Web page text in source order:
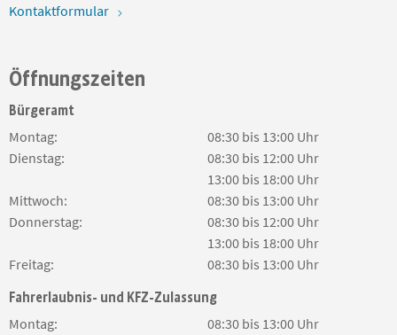
Kontaktformular
Öffnungszeiten
Bürgeramt
Montag:
08:30 bis 13:00 Uhr
Dienstag:
08:30 bis 12:00 Uhr
13:00 bis 18:00 Uhr
Mittwoch:
08:30 bis 13:00 Uhr
Donnerstag:
08:30 bis 12:00 Uhr
13:00 bis 18:00 Uhr
Freitag:
08:30 bis 13:00 Uhr
Fahrerlaubnis- und KFZ-Zulassung
Montag:
08:30 bis 13:00 Uhr